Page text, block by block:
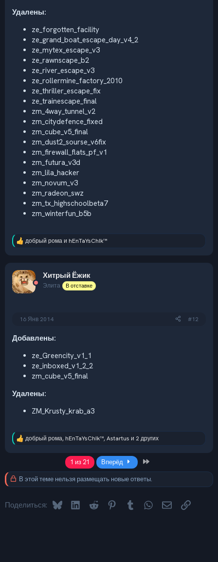
Удалены:
ze_forgotten_facility
ze_grand_boat_escape_day_v4_2
ze_mytex_escape_v3
ze_rawnscape_b2
ze_river_escape_v3
ze_rollermine_factory_2010
ze_thriller_escape_fix
ze_trainescape_final
zm_4way_tunnel_v2
zm_citydefence_fixed
zm_cube_v5_final
zm_dust2_sourse_v6fix
zm_firewall_flats_pf_v1
zm_futura_v3d
zm_lila_hacker
zm_novum_v3
zm_radeon_swz
zm_tx_highschoolbeta7
zm_winterfun_b5b
Р
ц
и
и
добрый ромаи hEnTaYsChIk™
Хитрый Ёжик
Элита В отставке
16 Янв 2014 #12
Добавлены:
ze_Greencity_v1_1
ze_inboxed_v1_2_2
zm_cube_v5_final
Удалены:
ZM_Krusty_krab_a3
Р
ц
и
и
добрый рома, hEnTaYsChIk™,Astartus и 2 других
1 из 21 Вперёд
В этой теме нельзя размещать новые ответы.
Поделиться: Bluesky LinkedInReddit PinterestTumblr WhatsApp
Электронная
Ссылка